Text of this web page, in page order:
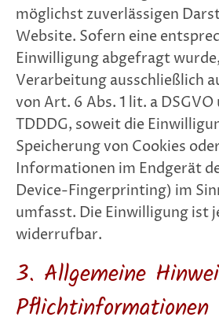
möglichst zuverlässigen
Website. Sofern eine
Einwilligung abgefragt
Verarbeitung ausschließlich
von Art. 6 Abs. 1 lit. a DSGVO
TDDDG, soweit die
Speicherung von Cookies
Informationen im Endgerät
Device-Fingerprinting) im
umfasst. Die Einwilligung ist
widerrufbar.
3. Allgemeine
Pflicht­informationen